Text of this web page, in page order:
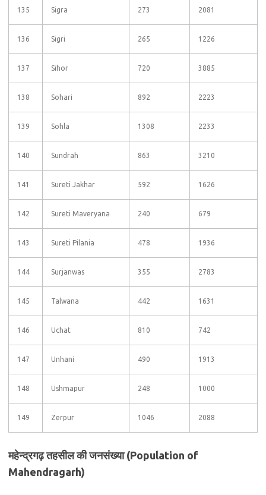
135 Sigra 273 2081
136 Sigri 265 1226
137 Sihor 720 3885
138 Sohari 892 2223
139 Sohla 1308 2233
140 Sundrah 863 3210
141 Sureti Jakhar 592 1626
142 Sureti Maveryana 240 679
143 Sureti Pilania 478 1936
144 Surjanwas 355 2783
145 Talwana 442 1631
146 Uchat 810 742
147 Unhani 490 1913
148 Ushmapur 248 1000
149 Zerpur 1046 2088
महेन्द्रगढ़ तहसील की जनसंख्या (Population of
Mahendragarh)